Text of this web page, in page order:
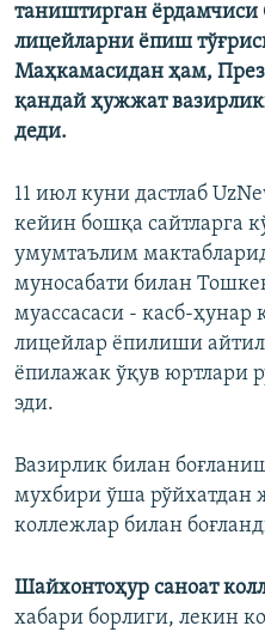
таништирган ёрдамчиси
лицейларни ёпиш
Маҳкамасидан ҳам,
қандай ҳужжат
деди.
11 июл куни дастлаб
кейин бошқа сайтларга
умумтаълим
муносабати билан
муассасаси - касб-
лицейлар ёпилиши
ёпилажак ўқув юртлари
эди.
Вазирлик билан
мухбири ўша рўйхатдан
коллежлар билан
Шайхонтоҳур саноат
хабари борлиги, лекин